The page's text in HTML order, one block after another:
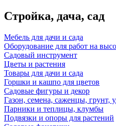
Стройка, дача, сад
Мебель для дачи и сада
Оборудование для работ на
Садовый инструмент
Цветы и растения
Товары для дачи и сада
Горшки и кашпо для цветов
Садовые фигуры и декор
Газон, семена, саженцы, грунт,
Парники и теплицы, клумбы
Подвязки и опоры для растений